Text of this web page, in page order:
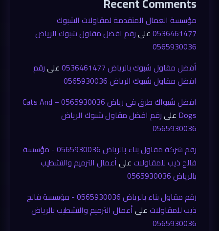
مؤسسة العمال المتقدمة لمقاولات الشبوك
0536461477علىرقم افضل مقاول شبوك الرياض
0565930036
أفضل مقاول شبوك بالرياض 0536461477
علىرقم
افضل مقاول شبوك الرياض 0565930036
افضل شبواك طرق في رياض 0565930036 – Cats And
Dogs علىرقم افضل مقاول شبوك الرياض
0565930036
رقم شركة مقاول بناء بالرياض 0565930036 - مؤسسة
فالح ذيب للمقاولاتعلىأعمال الترميم والتشطيب
بالرياض 0565930036
رقم مقاول بناء بالرياض 0565930036 - مؤسسة فالح
ذيب للمقاولاتعلىأعمال الترميم والتشطيب بالرياض
0565930036